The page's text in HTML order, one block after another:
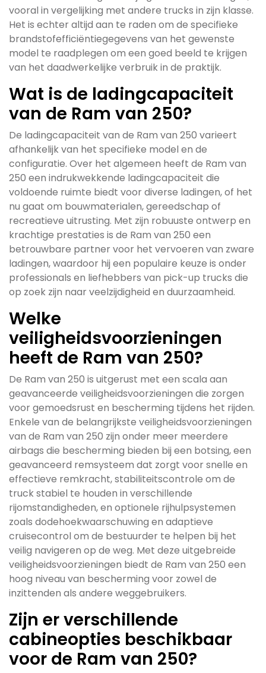
vooral in vergelijking met andere trucks in zijn klasse.
Het is echter altijd aan te raden om de specifieke
brandstofefficiëntiegegevens van het gewenste
model te raadplegen om een goed beeld te krijgen
van het daadwerkelijke verbruik in de praktijk.
Wat is de ladingcapaciteit
van de Ram van 250?
De ladingcapaciteit van de Ram van 250 varieert
afhankelijk van het specifieke model en de
configuratie. Over het algemeen heeft de Ram van
250 een indrukwekkende ladingcapaciteit die
voldoende ruimte biedt voor diverse ladingen, of het
nu gaat om bouwmaterialen, gereedschap of
recreatieve uitrusting. Met zijn robuuste ontwerp en
krachtige prestaties is de Ram van 250 een
betrouwbare partner voor het vervoeren van zware
ladingen, waardoor hij een populaire keuze is onder
professionals en liefhebbers van pick-up trucks die
op zoek zijn naar veelzijdigheid en duurzaamheid.
Welke
veiligheidsvoorzieningen
heeft de Ram van 250?
De Ram van 250 is uitgerust met een scala aan
geavanceerde veiligheidsvoorzieningen die zorgen
voor gemoedsrust en bescherming tijdens het rijden.
Enkele van de belangrijkste veiligheidsvoorzieningen
van de Ram van 250 zijn onder meer meerdere
airbags die bescherming bieden bij een botsing, een
geavanceerd remsysteem dat zorgt voor snelle en
effectieve remkracht, stabiliteitscontrole om de
truck stabiel te houden in verschillende
rijomstandigheden, en optionele rijhulpsystemen
zoals dodehoekwaarschuwing en adaptieve
cruisecontrol om de bestuurder te helpen bij het
veilig navigeren op de weg. Met deze uitgebreide
veiligheidsvoorzieningen biedt de Ram van 250 een
hoog niveau van bescherming voor zowel de
inzittenden als andere weggebruikers.
Zijn er verschillende
cabineopties beschikbaar
voor de Ram van 250?